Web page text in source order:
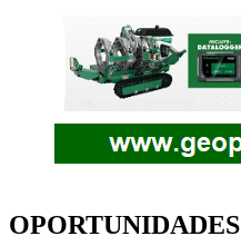
OPORTUNIDADES